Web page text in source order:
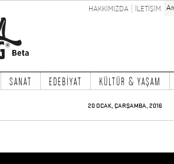
HAKKIMIZDA İLETİŞİM
SANAT EDEBİYAT KÜLTÜR & YAŞAM
20 OCAK, ÇARŞAMBA, 2016